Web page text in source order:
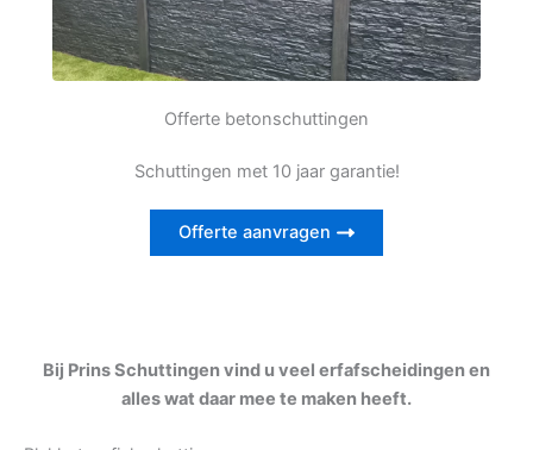
Offerte betonschuttingen
Schuttingen met 10 jaar garantie!
Offerte aanvragen
Bij Prins Schuttingen vind u veel erfafscheidingen en
alles wat daar mee te maken heeft.